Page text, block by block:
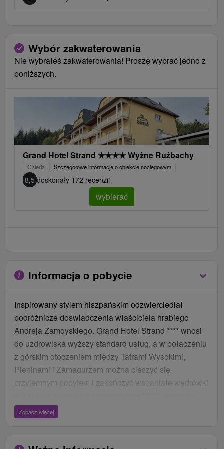
Wybór zakwaterowania
Nie wybrałeś zakwaterowania! Proszę wybrać jedno z
poniższych.
Grand Hotel Strand ★★★★Wyżne Rużbachy
Galeria Szczegółowe informacje o obiekcie noclegowym
8,5 doskonały·172 recenzji
wybierać
Informacja o pobycie
Inspirowany stylem hiszpańskim odzwierciedlał
podróżnicze doświadczenia właściciela hrabiego
Andreja Zamoyskiego. Grand Hotel Strand **** wnosi
do uzdrowiska wyższy standard usług, a w połączeniu
z górskim otoczeniem między Tatrami Wysokimi,
Pieninami i Zamagurzem można cieszyć się
przyjemnym pobytem i zakończyć wspaniałe wędrówki
odnowy biologicznej lub latem w basenie górskim
wypełnionym leczniczą wodą mineralną. I nie musisz
Zobacz więcej